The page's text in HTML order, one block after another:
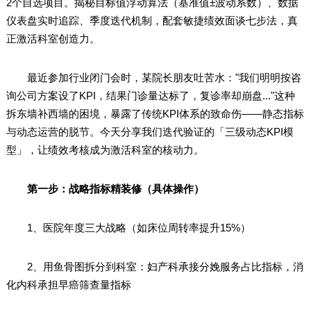
2个自选项目。揭秘目标值浮动算法（基准值±波动系数）、数据
仪表盘实时追踪、季度迭代机制，配套敏捷绩效面谈七步法，真
正激活科室创造力。
最近参加行业闭门会时，某院长朋友吐苦水："我们明明按咨
询公司方案设了KPI，结果门诊量达标了，复诊率却崩盘..."这种
拆东墙补西墙的困境，暴露了传统KPI体系的致命伤——静态指标
与动态运营的脱节。今天分享我们迭代验证的「三级动态KPI模
型」，让绩效考核成为激活科室的核动力。
第一步：战略指标精装修（具体操作）
1、医院年度三大战略（如床位周转率提升15%）
2、用鱼骨图拆分到科室：妇产科承接分娩服务占比指标，消
化内科承担早癌筛查量指标